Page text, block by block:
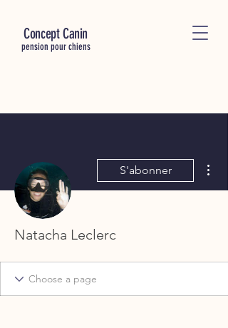
Concept Canin
pension pour chiens
S'abonner
Natacha Leclerc